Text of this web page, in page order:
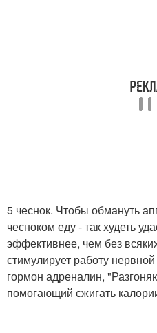
5 чеснок. Чтобы обмануть
чесноком еду - так худеть
эффективнее, чем без
стимулирует работу
гормон адреналин,
помогающий сжигать